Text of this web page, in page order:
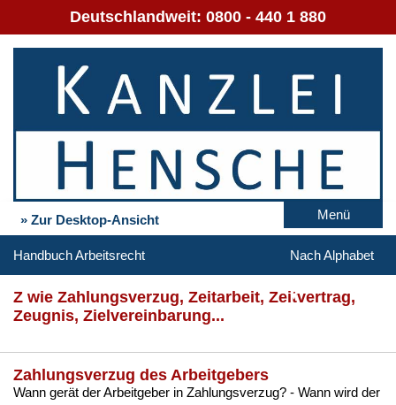
Deutschlandweit: 0800 - 440 1 880
» Zur Desktop-Ansicht Menü
Handbuch Arbeitsrecht Nach Alphabet
Z wie Zah­lungs­ver­zug, Zeit­ar­beit, Zeit­ver­trag,
Zeug­nis, Ziel­ver­ein­ba­rung...
Zahlungsverzug des Arbeitgebers
Wann gerät der Ar­beit­ge­ber in Zah­lungs­ver­zug? - Wann wird der